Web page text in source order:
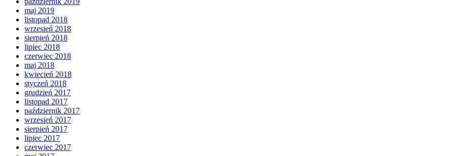
maj 2019
listopad 2018
wrzesień 2018
sierpień 2018
lipiec 2018
czerwiec 2018
maj 2018
kwiecień 2018
styczeń 2018
grudzień 2017
listopad 2017
październik 2017
wrzesień 2017
sierpień 2017
lipiec 2017
czerwiec 2017